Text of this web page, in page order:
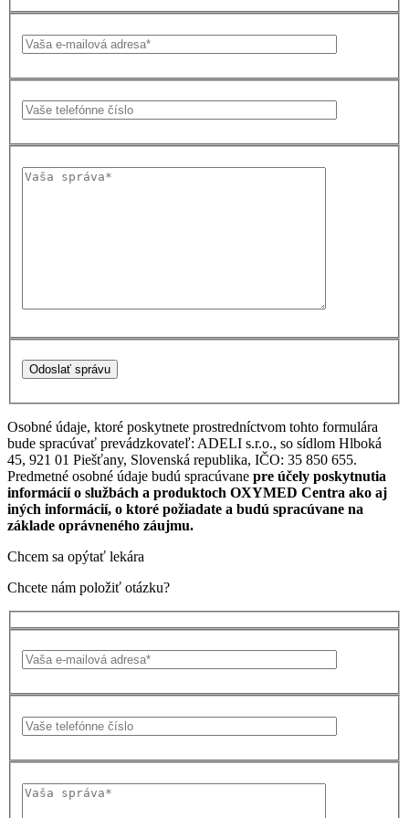
Osobné údaje, ktoré poskytnete prostredníctvom tohto formulára
bude spracúvať prevádzkovateľ: ADELI s.r.o., so sídlom Hlboká
45, 921 01 Piešťany, Slovenská republika, IČO: 35 850 655.
Predmetné osobné údaje budú spracúvane pre účely poskytnutia
informácií o službách a produktoch OXYMED Centra ako aj
iných informácií, o ktoré požiadate a budú spracúvane na
základe oprávneného záujmu.
Chcem sa opýtať lekára
Chcete nám položiť otázku?